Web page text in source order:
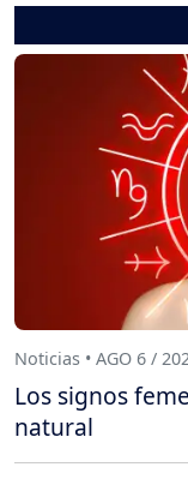
Noticias • AGO 6 /
Los signos
natural